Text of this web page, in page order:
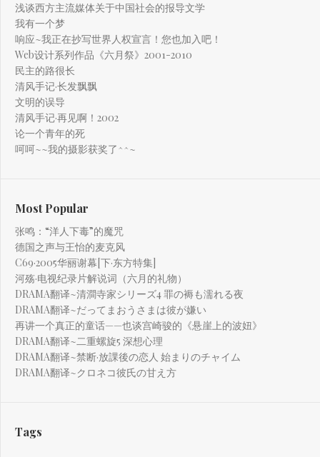
浅谈西方主流媒体关于中国社会的报导文学
我有一个梦
响应~我正在抄写世界人权宣言！您也加入吧！
Web设计系列作品《六月祭》2001-2010
民主的路很长
清风手记·长发飘飘
文明的误导
清风手记·再见啊！2002
论一个青年的死
呵呵~~我的摄影获奖了^^~
Most Popular
张鸣：“洋人下毒”的魔咒
德国之声与王怡的麦克风
C69·2005华丽谢幕[下·东方特集]
河殇·电视纪录片解说词（六月的礼物）
DRAMA翻译~清澗寺家シリーズ4 罪の褥も濡れる夜
DRAMA翻译~だってまおうさまは彼が嫌い
再讲一个真正的童话——也谈宫崎骏的《悬崖上的波妞》
DRAMA翻译~二重螺旋5 深想心理
DRAMA翻译~禁断·放課後の恋人 始まりのチャイム
DRAMA翻译~クロネコ彼氏の甘え方
Tags